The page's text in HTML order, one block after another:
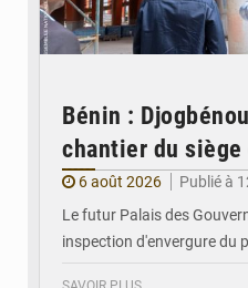
Bénin :
chantier du siège
6 août 2026
Publié à
Le futur Palais des
inspection d'envergure du